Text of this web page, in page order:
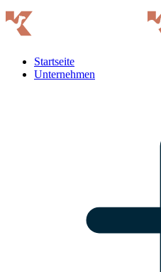
Startseite
Unternehmen